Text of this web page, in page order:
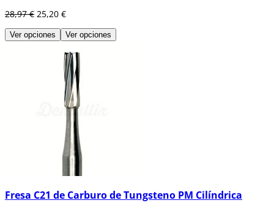
28,97 € 25,20 €
Ver opciones Ver opciones
Fresa C21 de Carburo de Tungsteno PM Cilíndrica